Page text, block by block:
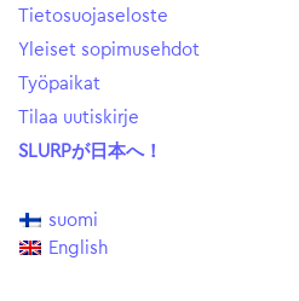
Tietosuojaseloste
Yleiset sopimusehdot
Työpaikat
Tilaa uutiskirje
SLURPが日本へ！
suomi
English